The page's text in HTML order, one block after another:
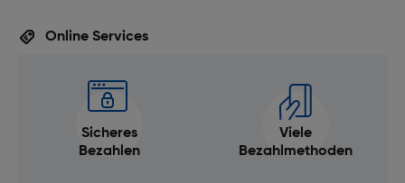
Online Services
Sicheres
Bezahlen
Viele
Bezahlmethoden